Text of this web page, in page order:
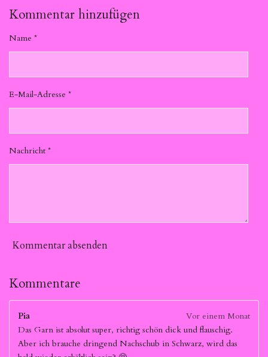
Kommentar hinzufügen
Name *
E-Mail-Adresse *
Nachricht *
Kommentar absenden
Kommentare
Pia
Vor einem Monat
Das Garn ist absolut super, richtig schön dick und flauschig.
Aber ich brauche dringend Nachschub in Schwarz, wird das